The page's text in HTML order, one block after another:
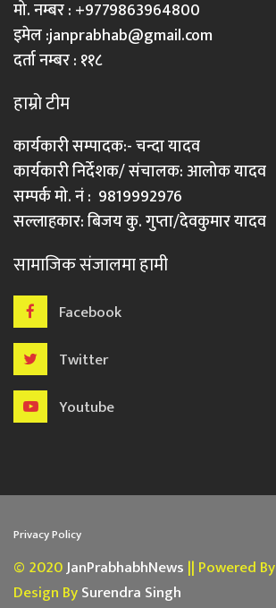
मो. नम्बर : +9779863964800
इमेल :janprabhab@gmail.com
दर्ता नम्बर : ११८
हाम्रो टीम
कार्यकारी सम्पादक:- चन्दा यादव
कार्यकारी निर्देशक/ संचालक: आलोक यादव
सम्पर्क मो. नं : 9819992976
सल्लाहकार: बिजय कु. गुप्ता/देवकुमार यादव
सामाजिक संजालमा हामी
Facebook
Twitter
Youtube
Privacy Policy
© 2020JanPrabhabhNews || Powered By
Design BySurendra Singh